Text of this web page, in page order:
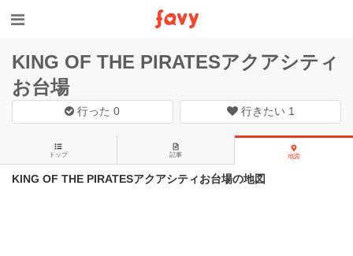
KING OF THE PIRATESアクアシティ
お台場
行った0 行きたい 1
トップ 記事 地図
KING OF THE PIRATESアクアシティお台場の地図